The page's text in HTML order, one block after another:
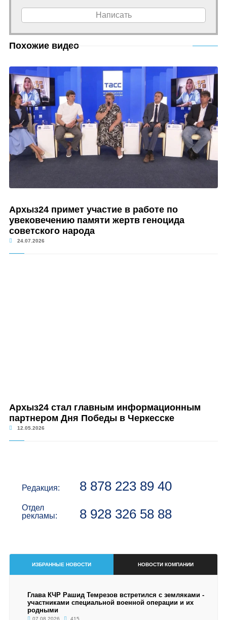
Написать
Похожие видео
Архыз24 примет участие в работе по
увековечению памяти жертв геноцида
советского народа
24.07.2026
Архыз24 стал главным информационным
партнером Дня Победы в Черкесске
12.05.2026
Редакция: 8 878 223 89 40
Отдел
рекламы:
8 928 326 58 88
ИЗБРАННЫЕ НОВОСТИ НОВОСТИ КОМПАНИИ
Глава КЧР Рашид Темрезов встретился с земляками -
участниками специальной военной операции и их
родными
07.08.2026 415